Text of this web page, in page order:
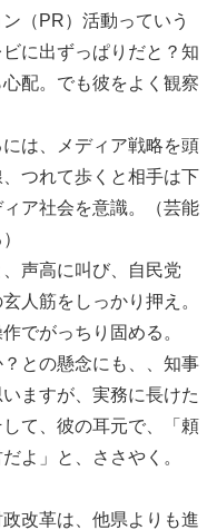
（PR）活動っていう
に出ずっぱりだと？知
配。でも彼をよく観察
は、メディア戦略を頭
つれて歩くと相手は下
ア社会を意識。（芸能
声高に叫び、自民党
人筋をしっかり押え。
でがっちり固める。
との懸念にも、、知事
ますが、実務に長けた
て、彼の耳元で、「頼
よ」と、ささやく。
改革は、他県よりも進